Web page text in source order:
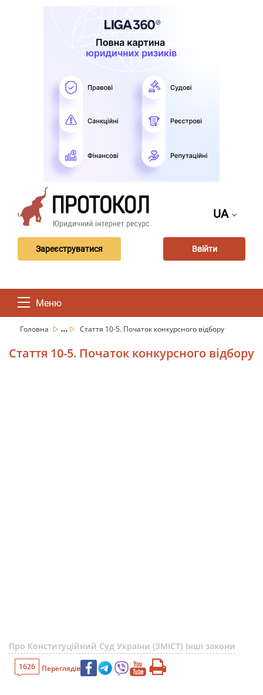
UA
Зареєструватися Ввійти
Меню
Головна ... Стаття 10-5. Початок конкурсного відбору
Стаття 10-5. Початок конкурсного відбору
Про Конституційний Суд України (ЗМІСТ) Інші закони
1626 Переглядів